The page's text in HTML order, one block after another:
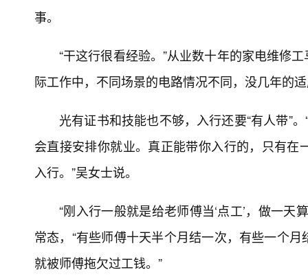
事。
“干这行很看经验。”从业数十年的家电维修
际工作中，不同场景的电路情况不同，没几年的
光有证书和技能也不够，入行还要“有人带”
会直接安排你就业。真正能带你入行的，只有
入行。”吴女士说。
“刚入行一般就是给老师傅当‘点工’，做一
常态，“有些师傅十天半个月结一次，有些一个
就被师傅拖欠过工钱。”